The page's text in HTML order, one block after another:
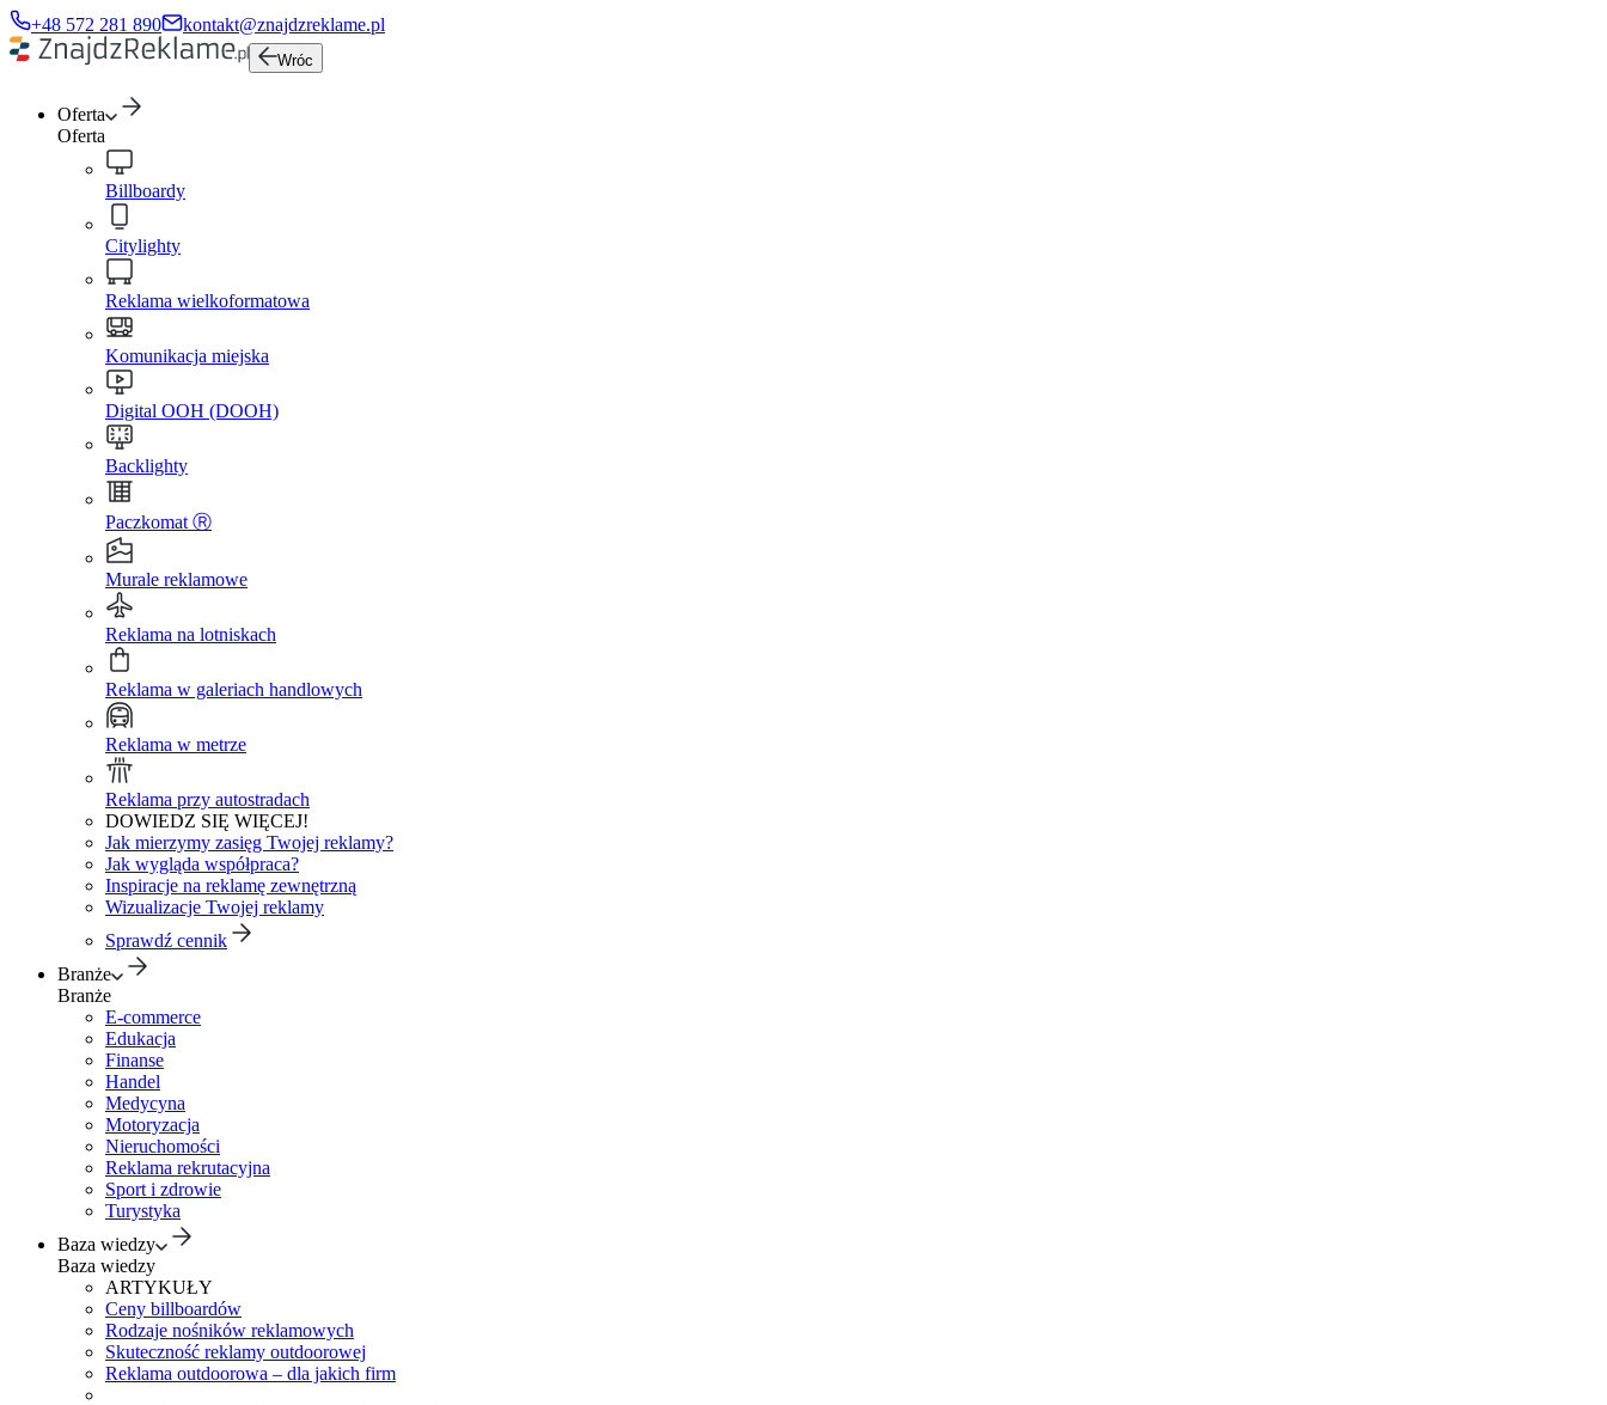
+48 572 281 890 kontakt@znajdzreklame.pl
Wróc
Oferta
Oferta
Billboardy
Citylighty
Reklama wielkoformatowa
Komunikacja miejska
Digital OOH (DOOH)
Backlighty
Paczkomat Ⓡ
Murale reklamowe
Reklama na lotniskach
Reklama w galeriach handlowych
Reklama w metrze
Reklama przy autostradach
DOWIEDZ SIĘ WIĘCEJ!
Jak mierzymy zasięg Twojej reklamy?
Jak wygląda współpraca?
Inspiracje na reklamę zewnętrzną
Wizualizacje Twojej reklamy
Sprawdź cennik
Branże
Branże
E-commerce
Edukacja
Finanse
Handel
Medycyna
Motoryzacja
Nieruchomości
Reklama rekrutacyjna
Sport i zdrowie
Turystyka
Baza wiedzy
Baza wiedzy
ARTYKUŁY
Ceny billboardów
Rodzaje nośników reklamowych
Skuteczność reklamy outdoorowej
Reklama outdoorowa – dla jakich firm